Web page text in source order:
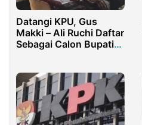
Datangi KPU, Gus
Makki – Ali Ruchi Daftar
Sebagai Calon Bupati